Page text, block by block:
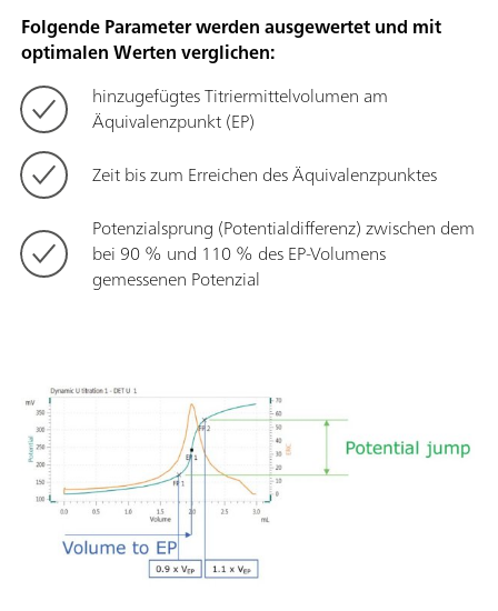
Folgende Parameter werden ausgewertet und mit
optimalen Werten verglichen:
hinzugefügtes Titriermittelvolumen am
Äquivalenzpunkt (EP)
Zeit bis zum Erreichen des Äquivalenzpunktes
Potenzialsprung (Potentialdifferenz) zwischen dem
bei 90 % und 110 % des EP-Volumens
gemessenen Potenzial